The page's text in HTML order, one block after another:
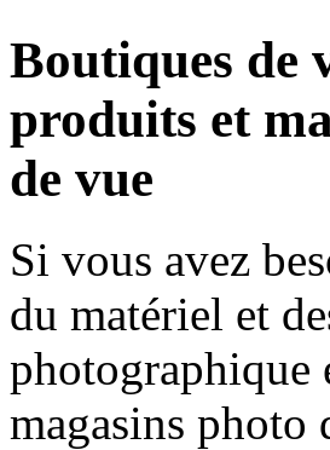
Boutiques de
produits et
de vue
Si vous avez
du matériel et
photographique
magasins photo